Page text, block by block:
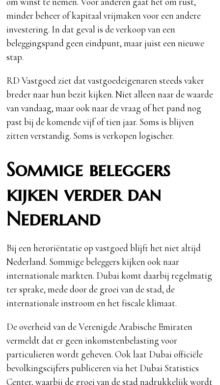
minder beheer of kapitaal vrijmaken voor een andere
investering. In dat geval is de verkoop van een
beleggingspand geen eindpunt, maar juist een nieuwe
stap.
RD Vastgoed ziet dat vastgoedeigenaren steeds vaker
breder naar hun bezit kijken. Niet alleen naar de waarde
van vandaag, maar ook naar de vraag of het pand nog
past bij de komende vijf of tien jaar. Soms is blijven
zitten verstandig. Soms is verkopen logischer.
Sommige beleggers
kijken verder dan
Nederland
Bij een heroriëntatie op vastgoed blijft het niet altijd
Nederland. Sommige beleggers kijken ook naar
internationale markten. Dubai komt daarbij regelmatig
ter sprake, mede door de groei van de stad, de
internationale instroom en het fiscale klimaat.
De overheid van de Verenigde Arabische Emiraten
vermeldt dat er geen inkomstenbelasting voor
particulieren wordt geheven. Ook laat Dubai officiële
bevolkingscijfers publiceren via het Dubai Statistics
Center, waarbij de groei van de stad nadrukkelijk wordt